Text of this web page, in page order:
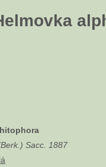
Sacc. 1887